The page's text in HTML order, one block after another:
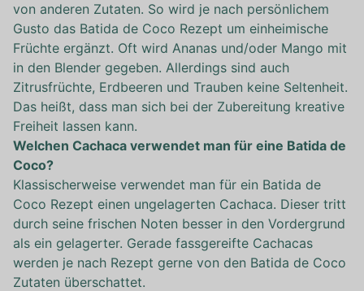
von anderen Zutaten. So wird je nach persönlichem
Gusto das Batida de Coco Rezept um einheimische
Früchte ergänzt. Oft wird Ananas und/oder Mango mit
in den Blender gegeben. Allerdings sind auch
Zitrusfrüchte, Erdbeeren und Trauben keine Seltenheit.
Das heißt, dass man sich bei der Zubereitung kreative
Freiheit lassen kann.
Welchen Cachaca verwendet man für eine Batida de
Coco?
Klassischerweise verwendet man für ein Batida de
Coco Rezept einen ungelagerten Cachaca. Dieser tritt
durch seine frischen Noten besser in den Vordergrund
als ein gelagerter. Gerade fassgereifte Cachacas
werden je nach Rezept gerne von den Batida de Coco
Zutaten überschattet.